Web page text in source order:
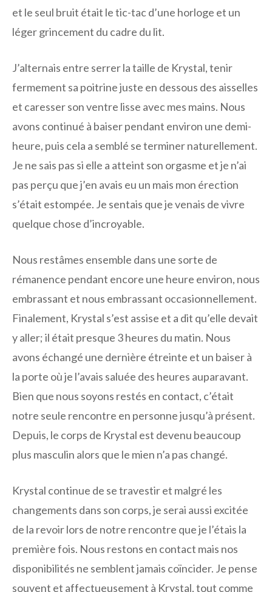
et le seul bruit était le tic-tac d’une horloge et un
léger grincement du cadre du lit.
J’alternais entre serrer la taille de Krystal, tenir
fermement sa poitrine juste en dessous des aisselles
et caresser son ventre lisse avec mes mains. Nous
avons continué à baiser pendant environ une demi-
heure, puis cela a semblé se terminer naturellement.
Je ne sais pas si elle a atteint son orgasme et je n’ai
pas perçu que j’en avais eu un mais mon érection
s’était estompée. Je sentais que je venais de vivre
quelque chose d’incroyable.
Nous restâmes ensemble dans une sorte de
rémanence pendant encore une heure environ, nous
embrassant et nous embrassant occasionnellement.
Finalement, Krystal s’est assise et a dit qu’elle devait
y aller; il était presque 3 heures du matin. Nous
avons échangé une dernière étreinte et un baiser à
la porte où je l’avais saluée des heures auparavant.
Bien que nous soyons restés en contact, c’était
notre seule rencontre en personne jusqu’à présent.
Depuis, le corps de Krystal est devenu beaucoup
plus masculin alors que le mien n’a pas changé.
Krystal continue de se travestir et malgré les
changements dans son corps, je serai aussi excitée
de la revoir lors de notre rencontre que je l’étais la
première fois. Nous restons en contact mais nos
disponibilités ne semblent jamais coïncider. Je pense
souvent et affectueusement à Krystal, tout comme